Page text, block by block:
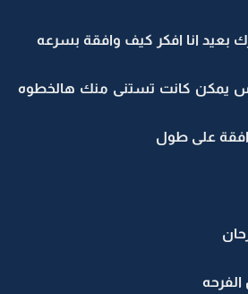
بعيد انا افكر كيف وافقة بسرعه
بس يمكن كانت تستنى منك هالخطوه
على طول
الفرحه